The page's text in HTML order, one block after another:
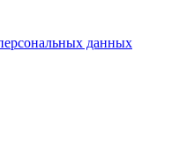
данных